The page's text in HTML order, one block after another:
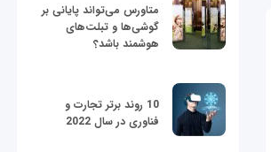
متاورس می‌تواند پایانی بر
گوشی‌ها و تبلت‌های
هوشمند باشد؟
10 روند برتر تجارت و
فناوری در سال 2022